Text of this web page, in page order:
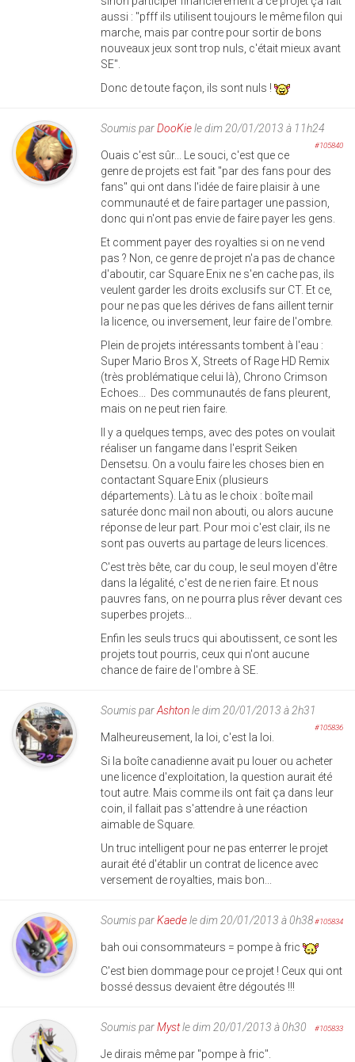
aussi : "pfff ils utilisent toujours le même filon qui
marche, mais par contre pour sortir de bons
nouveaux jeux sont trop nuls, c'était mieux avant
SE".
Donc de toute façon, ils sont nuls !
Soumis parDooKiele dim 20/01/2013 à 11h24
#105840
Ouais c'est sûr... Le souci, c'est que ce
genre de projets est fait "par des fans pour des
fans" qui ont dans l'idée de faire plaisir à une
communauté et de faire partager une passion,
donc qui n'ont pas envie de faire payer les gens.
Et comment payer des royalties si on ne vend
pas ? Non, ce genre de projet n'a pas de chance
d'aboutir, car Square Enix ne s'en cache pas, ils
veulent garder les droits exclusifs sur CT. Et ce,
pour ne pas que les dérives de fans aillent ternir
la licence, ou inversement, leur faire de l'ombre.
Plein de projets intéressants tombent à l'eau :
Super Mario Bros X, Streets of Rage HD Remix
(très problématique celui là), Chrono Crimson
Echoes... Des communautés de fans pleurent,
mais on ne peut rien faire.
Il y a quelques temps, avec des potes on voulait
réaliser un fangame dans l'esprit Seiken
Densetsu. On a voulu faire les choses bien en
contactant Square Enix (plusieurs
départements). Là tu as le choix : boîte mail
saturée donc mail non abouti, ou alors aucune
réponse de leur part. Pour moi c'est clair, ils ne
sont pas ouverts au partage de leurs licences.
C'est très bête, car du coup, le seul moyen d'être
dans la légalité, c'est de ne rien faire. Et nous
pauvres fans, on ne pourra plus rêver devant ces
superbes projets...
Enfin les seuls trucs qui aboutissent, ce sont les
projets tout pourris, ceux qui n'ont aucune
chance de faire de l'ombre à SE.
Soumis parAshtonle dim 20/01/2013 à 2h31
#105836
Malheureusement, la loi, c'est la loi.
Si la boîte canadienne avait pu louer ou acheter
une licence d'exploitation, la question aurait été
tout autre. Mais comme ils ont fait ça dans leur
coin, il fallait pas s'attendre à une réaction
aimable de Square.
Un truc intelligent pour ne pas enterrer le projet
aurait été d'établir un contrat de licence avec
versement de royalties, mais bon...
Soumis parKaedele dim 20/01/2013 à 0h38#105834
bah oui consommateurs = pompe à fric
C'est bien dommage pour ce projet ! Ceux qui ont
bossé dessus devaient être dégoutés !!!
Soumis parMystle dim 20/01/2013 à 0h30 #105833
Je dirais même par "pompe à fric".